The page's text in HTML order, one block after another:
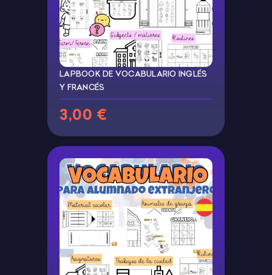
LAPBOOK DE VOCABULARIO INGLÉS
Y FRANCÉS
3,00 €